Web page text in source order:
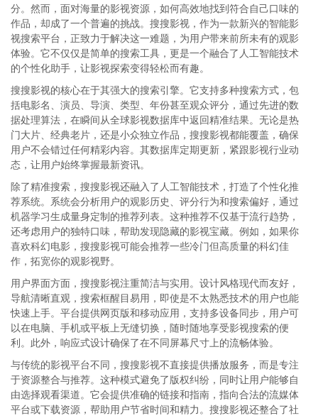
分。然而，面对海量的影视资源，如何高效地找到符合自己口味的
作品，却成了一个普遍的挑战。搜搜影视，作为一款新兴的智能影
视搜索平台，正致力于解决这一难题，为用户带来前所未有的观影
体验。它不仅仅是简单的搜索工具，更是一个融合了人工智能技术
的个性化助手，让影视探索变得轻松而有趣。
搜搜影视的核心在于其强大的搜索引擎。它支持多种搜索方式，包
括电影名、演员、导演、类型、年份甚至观众评分，通过先进的数
据处理算法，在瞬间从全球影视数据库中返回精准结果。无论是热
门大片、经典老片，还是小众独立作品，搜搜影视都能覆盖，确保
用户不会错过任何精彩内容。其数据库定期更新，紧跟影视行业动
态，让用户始终掌握最新资讯。
除了精准搜索，搜搜影视还融入了人工智能技术，打造了个性化推
荐系统。系统会分析用户的观影历史、评分行为和搜索偏好，通过
机器学习生成量身定制的推荐列表。这种推荐不仅基于流行趋势，
还考虑用户的独特口味，帮助发现隐藏的影视宝藏。例如，如果你
喜欢科幻电影，搜搜影视可能会推荐一些冷门但高质量的科幻佳
作，拓宽你的观影视野。
用户界面方面，搜搜影视注重简洁与实用。设计风格现代而友好，
导航清晰直观，搜索框醒目易用，即使是不太熟悉技术的用户也能
快速上手。平台提供网页版和移动应用，支持多设备同步，用户可
以在电脑、手机或平板上无缝切换，随时随地享受影视搜索的便
利。此外，响应式设计确保了在不同屏幕尺寸上的流畅体验。
与传统的影视平台不同，搜搜影视不直接提供播放服务，而是专注
于资源整合与推荐。这种模式避免了版权纠纷，同时让用户能够自
由选择观看渠道。它会提供准确的链接和指南，指向合法的流媒体
平台或下载资源，帮助用户节省时间和精力。搜搜影视还整合了社